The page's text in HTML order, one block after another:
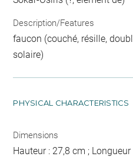
Description/Features
faucon (couché, résille,
solaire)
PHYSICAL CHARACTERISTICS
Dimensions
Hauteur : 27,8 cm ;